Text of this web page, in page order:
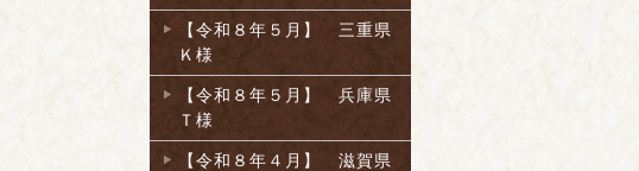
【令和８年５月】 三重県
Ｋ様
【令和８年５月】 兵庫県
Ｔ様
【令和８年４月】 滋賀県